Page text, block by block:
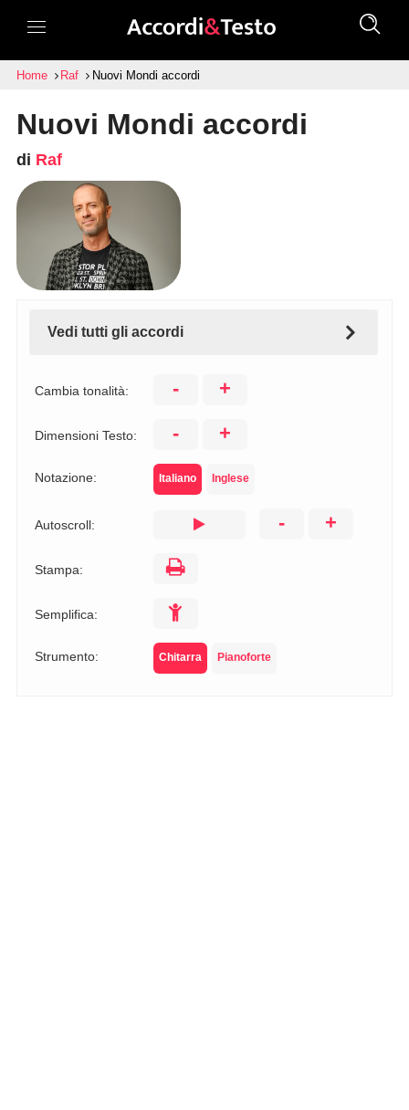
Home Raf Nuovi Mondi accordi
Nuovi Mondi accordi
di Raf
Vedi tutti gli accordi
Cambia tonalità: - +
Dimensioni Testo: - +
Notazione: Italiano Inglese
Autoscroll: - +
Stampa:
Semplifica:
Strumento: Chitarra Pianoforte